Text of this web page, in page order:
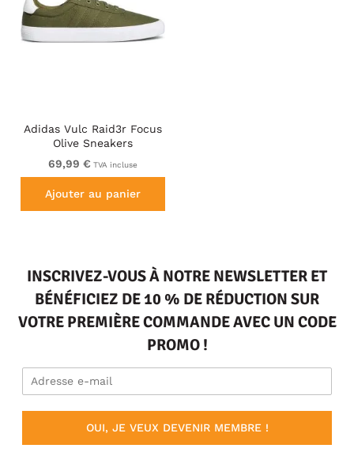
Adidas Vulc Raid3r Focus
Olive Sneakers
69,99 € TVA incluse
Ajouter au panier
INSCRIVEZ-VOUS À NOTRE NEWSLETTER ET
BÉNÉFICIEZ DE 10 % DE RÉDUCTION SUR
VOTRE PREMIÈRE COMMANDE AVEC UN CODE
PROMO !
OUI, JE VEUX DEVENIR MEMBRE !